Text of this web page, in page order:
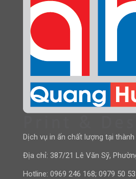
Dịch vụ in ấn chất lượng tại
Địa chỉ: 387/21 Lê Văn Sỹ,
Hotline: 0969 246 168; 0979 50